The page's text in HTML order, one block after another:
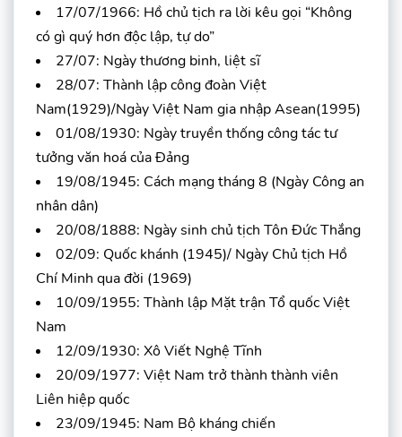
17/07/1966: Hồ chủ tịch ra lời kêu gọi “Không
có gì quý hơn độc lập, tự do”
27/07: Ngày thương binh, liệt sĩ
28/07: Thành lập công đoàn Việt
Nam(1929)/Ngày Việt Nam gia nhập Asean(1995)
01/08/1930: Ngày truyền thống công tác tư
tưởng văn hoá của Đảng
19/08/1945: Cách mạng tháng 8 (Ngày Công an
nhân dân)
20/08/1888: Ngày sinh chủ tịch Tôn Đức Thắng
02/09: Quốc khánh (1945)/ Ngày Chủ tịch Hồ
Chí Minh qua đời (1969)
10/09/1955: Thành lập Mặt trận Tổ quốc Việt
Nam
12/09/1930: Xô Viết Nghệ Tĩnh
20/09/1977: Việt Nam trở thành thành viên
Liên hiệp quốc
23/09/1945: Nam Bộ kháng chiến